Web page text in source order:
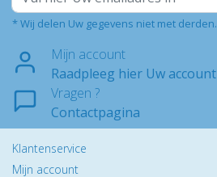
* Wij delen Uw gegevens niet met derden.
Mijn account
Raadpleeg hier Uw account
Vragen ?
Contactpagina
Klantenservice
Mijn account